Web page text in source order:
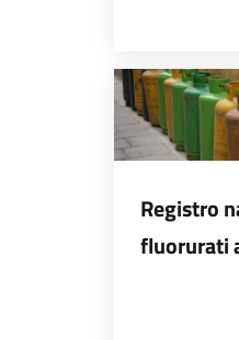
Registro
fluorurati